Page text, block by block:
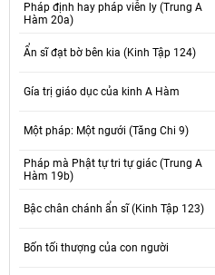
Pháp định hay pháp viễn ly (Trung A
Hàm 20a)
Ẩn sĩ đạt bờ bên kia (Kinh Tập 124)
Gía trị giáo dục của kinh A Hàm
Một pháp: Một ngưới (Tăng Chi 9)
Pháp mà Phật tự tri tự giác (Trung A
Hàm 19b)
Bậc chân chánh ẩn sĩ (Kinh Tập 123)
Bốn tối thượng của con người